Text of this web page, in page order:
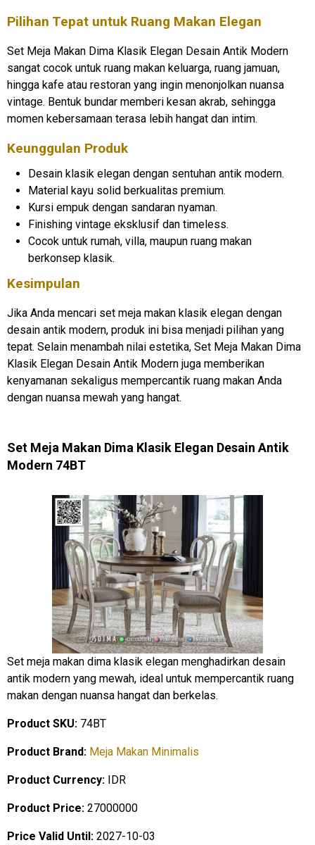
Pilihan Tepat untuk Ruang Makan Elegan
Set Meja Makan Dima Klasik Elegan Desain Antik Modern
sangat cocok untuk ruang makan keluarga, ruang jamuan,
hingga kafe atau restoran yang ingin menonjolkan nuansa
vintage. Bentuk bundar memberi kesan akrab, sehingga
momen kebersamaan terasa lebih hangat dan intim.
Keunggulan Produk
Desain klasik elegan dengan sentuhan antik modern.
Material kayu solid berkualitas premium.
Kursi empuk dengan sandaran nyaman.
Finishing vintage eksklusif dan timeless.
Cocok untuk rumah, villa, maupun ruang makan
berkonsep klasik.
Kesimpulan
Jika Anda mencari set meja makan klasik elegan dengan
desain antik modern, produk ini bisa menjadi pilihan yang
tepat. Selain menambah nilai estetika, Set Meja Makan Dima
Klasik Elegan Desain Antik Modern juga memberikan
kenyamanan sekaligus mempercantik ruang makan Anda
dengan nuansa mewah yang hangat.
Set Meja Makan Dima Klasik Elegan Desain Antik
Modern 74BT
Set meja makan dima klasik elegan menghadirkan desain
antik modern yang mewah, ideal untuk mempercantik ruang
makan dengan nuansa hangat dan berkelas.
Product SKU: 74BT
Product Brand: Meja Makan Minimalis
Product Currency: IDR
Product Price: 27000000
Price Valid Until: 2027-10-03